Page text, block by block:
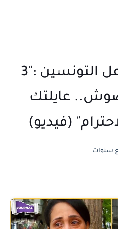
مواطنة تثير تفاعل التونسين :"3
عايلتك
(فيديو)
سنوات